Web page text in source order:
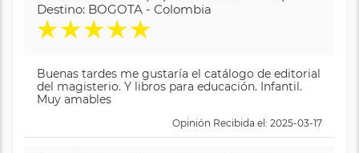
Destino: BOGOTA - Colombia
★★★★★
Buenas tardes me gustaría el catálogo de editorial
del magisterio. Y libros para educación. Infantil.
Muy amables
Opinión Recibida el: 2025-03-17